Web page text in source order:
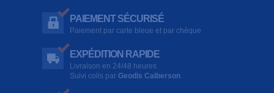
PAIEMENT SÉCURISÉ
Paiement par carte bleue et par chèque
EXPÉDITION RAPIDE
Livraison en 24/48 heures
Suivi colis par Geodis Calberson